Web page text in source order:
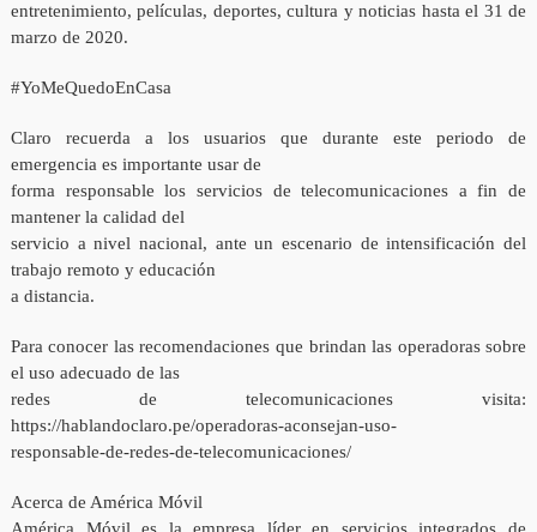
entretenimiento, películas, deportes, cultura y noticias hasta el 31 de
marzo de 2020.
#YoMeQuedoEnCasa
Claro recuerda a los usuarios que durante este periodo de
emergencia es importante usar de
forma responsable los servicios de telecomunicaciones a fin de
mantener la calidad del
servicio a nivel nacional, ante un escenario de intensificación del
trabajo remoto y educación
a distancia.
Para conocer las recomendaciones que brindan las operadoras sobre
el uso adecuado de las
redes de telecomunicaciones visita:
https://hablandoclaro.pe/operadoras-aconsejan-uso-
responsable-de-redes-de-telecomunicaciones/
Acerca de América Móvil